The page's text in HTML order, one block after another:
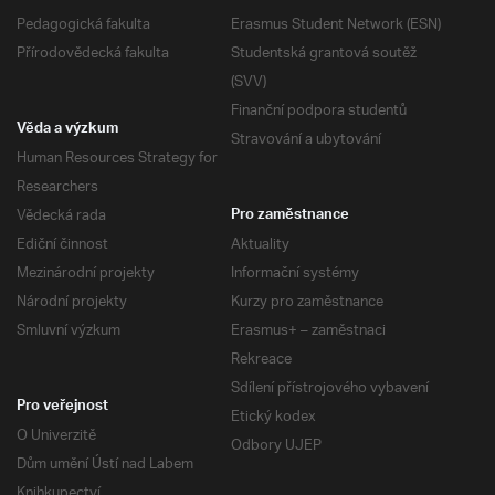
Pedagogická fakulta
Přírodovědecká fakulta
Erasmus Student Network (ESN)
Studentská grantová soutěž
(SVV)
Finanční podpora studentů
Stravování a ubytování
Věda a výzkum
Human Resources Strategy for
Researchers
Vědecká rada
Ediční činnost
Mezinárodní projekty
Národní projekty
Smluvní výzkum
Pro zaměstnance
Aktuality
Informační systémy
Kurzy pro zaměstnance
Erasmus+ – zaměstnaci
Rekreace
Sdílení přístrojového vybavení
Etický kodex
Odbory UJEP
Pro veřejnost
O Univerzitě
Dům umění Ústí nad Labem